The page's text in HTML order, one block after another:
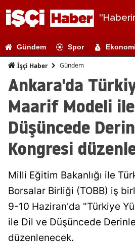
Gündem Spor Ekonomi
İşçi Haber Gündem
Ankara'da
Maarif Modeli
Düşüncede
Kongresi
Milli Eğitim Bakanlığı ile
Borsalar Birliği (TOBB) iş
9-10 Haziran'da "Türkiye
ile Dil ve Düşüncede
düzenlenecek.